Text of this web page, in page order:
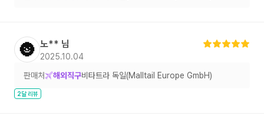
🌚 노** 님
2025.10.04
판매처 해외직구비타트라 독일(Malltail Europe GmbH)
2달 리뷰